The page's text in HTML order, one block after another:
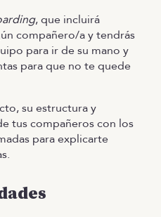
, que incluirá
compañero/a y tendrás
para ir de su mano y
para que no te quede
su estructura y
tus compañeros con los
para explicarte